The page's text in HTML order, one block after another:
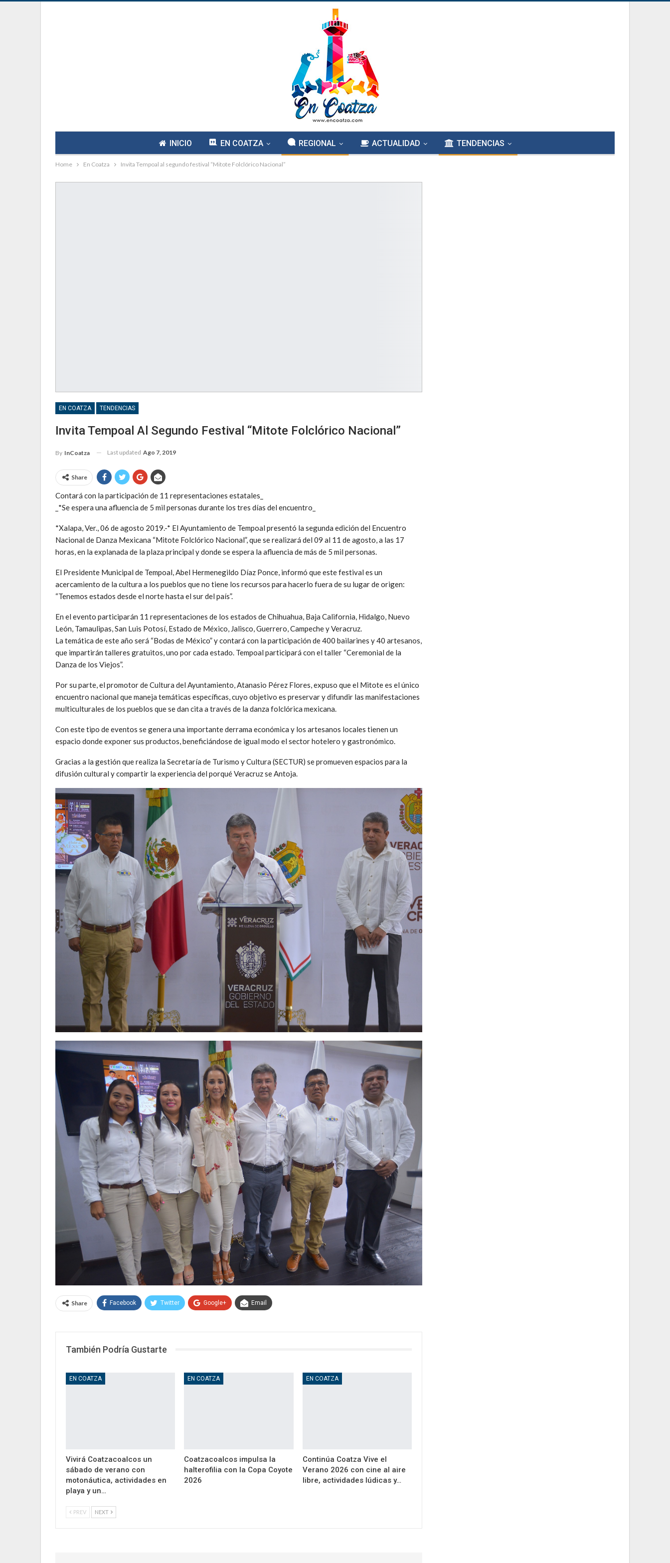
INICIO EN COATZA REGIONAL ACTUALIDAD TENDENCIAS
Home En Coatza Invita Tempoal al segundo festival “Mitote Folclórico Nacional”
EN COATZA TENDENCIAS
Invita Tempoal Al Segundo Festival “Mitote Folclórico Nacional”
By InCoatza Last updated Ago 7, 2019
Share
Contará con la participación de 11 representaciones estatales_
_*Se espera una afluencia de 5 mil personas durante los tres días del encuentro_
*Xalapa, Ver., 06 de agosto 2019.-* El Ayuntamiento de Tempoal presentó la segunda edición del Encuentro
Nacional de Danza Mexicana “Mitote Folclórico Nacional”, que se realizará del 09 al 11 de agosto, a las 17
horas, en la explanada de la plaza principal y donde se espera la afluencia de más de 5 mil personas.
El Presidente Municipal de Tempoal, Abel Hermenegildo Díaz Ponce, informó que este festival es un
acercamiento de la cultura a los pueblos que no tiene los recursos para hacerlo fuera de su lugar de origen:
“Tenemos estados desde el norte hasta el sur del país”.
En el evento participarán 11 representaciones de los estados de Chihuahua, Baja California, Hidalgo, Nuevo
León, Tamaulipas, San Luis Potosí, Estado de México, Jalisco, Guerrero, Campeche y Veracruz.
La temática de este año será “Bodas de México” y contará con la participación de 400 bailarines y 40 artesanos,
que impartirán talleres gratuitos, uno por cada estado. Tempoal participará con el taller “Ceremonial de la
Danza de los Viejos”.
Por su parte, el promotor de Cultura del Ayuntamiento, Atanasio Pérez Flores, expuso que el Mitote es el único
encuentro nacional que maneja temáticas específicas, cuyo objetivo es preservar y difundir las manifestaciones
multiculturales de los pueblos que se dan cita a través de la danza folclórica mexicana.
Con este tipo de eventos se genera una importante derrama económica y los artesanos locales tienen un
espacio donde exponer sus productos, beneficiándose de igual modo el sector hotelero y gastronómico.
Gracias a la gestión que realiza la Secretaría de Turismo y Cultura (SECTUR) se promueven espacios para la
difusión cultural y compartir la experiencia del porqué Veracruz se Antoja.
Share Facebook Twitter Google+ Email
También Podría Gustarte
EN COATZA
Vivirá Coatzacoalcos un
sábado de verano con
motonáutica, actividades en
playa y un…
EN COATZA
Coatzacoalcos impulsa la
halterofilia con la Copa Coyote
2026
EN COATZA
Continúa Coatza Vive el
Verano 2026 con cine al aire
libre, actividades lúdicas y…
PREV NEXT